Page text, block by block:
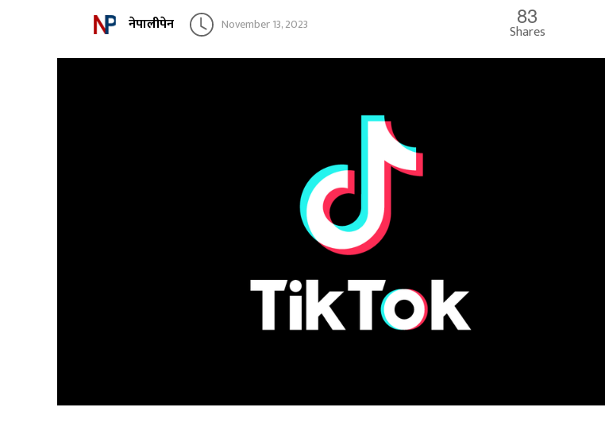
नेपालीपेन November 13, 2023 83
Shares